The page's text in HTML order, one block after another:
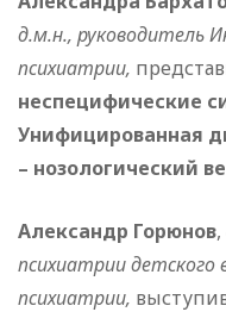
д.м.н., руководитель
психиатрии,
неспецифические
Унифицированная
– нозологический
Александр Горюнов,
психиатрии
психиатрии,